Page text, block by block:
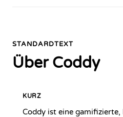
STANDARDTEXT
Über Coddy
KURZ
Coddy ist eine